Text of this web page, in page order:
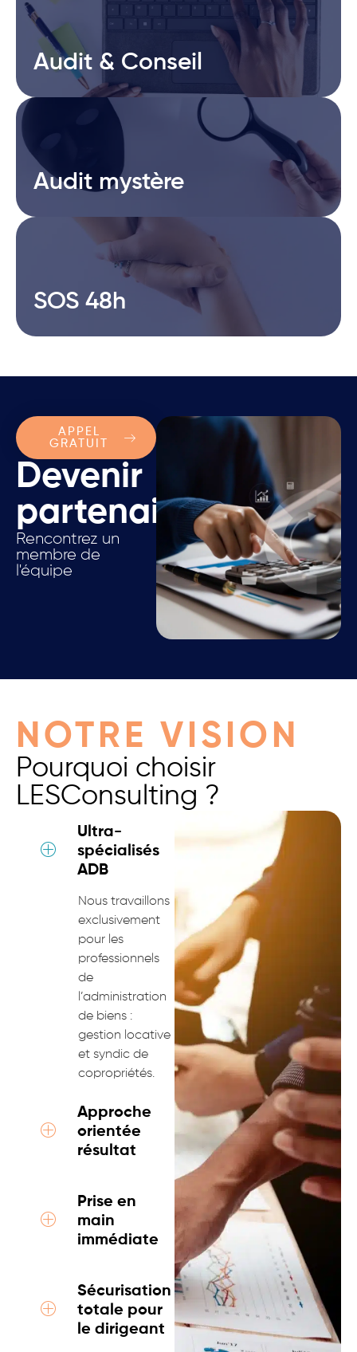
Audit & Conseil
Audit & Conseil
Audit mystère
Audit mystère
SOS 48h
SOS 48h
Devenir
partenaire.
Rencontrez un
membre de
l'équipe
APPEL
GRATUIT
NOTRE VISION
Pourquoi choisir
LESConsulting ?
Ultra-
spécialisés
ADB
Nous travaillons
exclusivement
pour les
professionnels
de
l’administration
de biens :
gestion locative
et syndic de
copropriétés.
Approche
orientée
résultat
Prise en
main
immédiate
Sécurisation
totale pour
le dirigeant